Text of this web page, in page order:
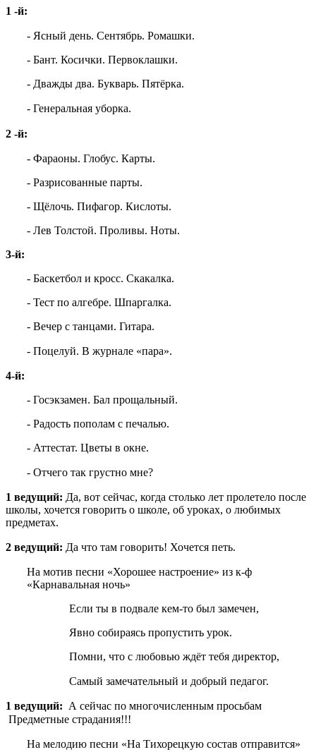
1 -й:
- Ясный день. Сентябрь. Ромашки.
- Бант. Косички. Первоклашки.
- Дважды два. Букварь. Пятёрка.
- Генеральная уборка.
2 -й:
- Фараоны. Глобус. Карты.
- Разрисованные парты.
- Щёлочь. Пифагор. Кислоты.
- Лев Толстой. Проливы. Ноты.
3-й:
- Баскетбол и кросс. Скакалка.
- Тест по алгебре. Шпаргалка.
- Вечер с танцами. Гитара.
- Поцелуй. В журнале «пара».
4-й:
- Госэкзамен. Бал прощальный.
- Радость пополам с печалью.
- Аттестат. Цветы в окне.
- Отчего так грустно мне?
1 ведущий: Да, вот сейчас, когда столько лет пролетело после
школы, хочется говорить о школе, об уроках, о любимых
предметах.
2 ведущий: Да что там говорить! Хочется петь.
На мотив песни «Хорошее настроение» из к-ф
«Карнавальная ночь»
Если ты в подвале кем-то был замечен,
Явно собираясь пропустить урок.
Помни, что с любовью ждёт тебя директор,
Самый замечательный и добрый педагог.
1 ведущий: А сейчас по многочисленным просьбам
Предметные страдания!!!
На мелодию песни «На Тихорецкую состав отправится»